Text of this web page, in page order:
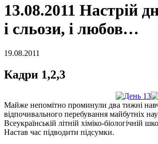
13.08.2011 Настрій
і сльози, і любов…
19.08.2011
Кадри 1,2,3
Майже непомітно проминули два тижні
відпочивального перебування майбутніх
Всеукраїнській літній хіміко-біологічній
Настав час підводити підсумки.